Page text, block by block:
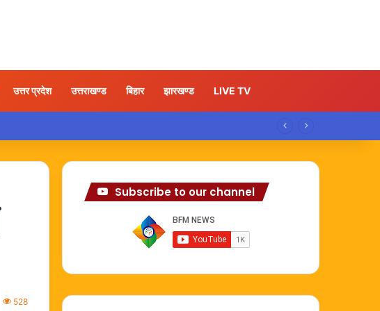
उत्तर प्रदेश उत्तराखण्ड बिहार झारखण्ड LIVE TV
528
Subscribe to our channel